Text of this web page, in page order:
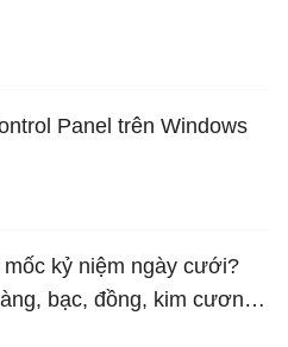
Panel trên Windows
kỷ niệm ngày cưới?
bạc, đồng, kim cương